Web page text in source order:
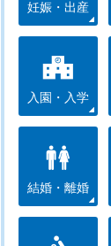
妊娠・出産
入園・入学
結婚・離婚